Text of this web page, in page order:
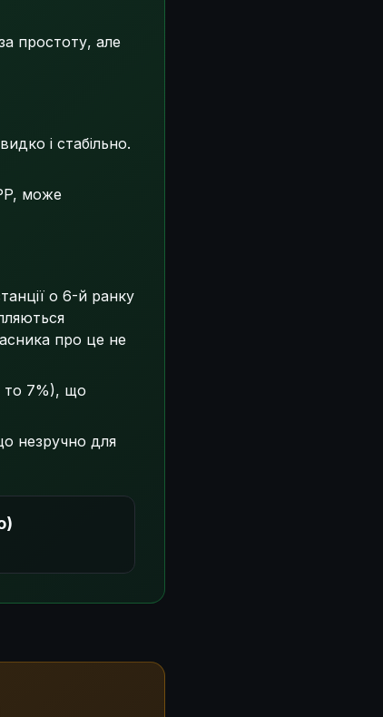
простоту, але
і стабільно.
може
о 6-й ранку
про це не
то 7%), що
незручно для